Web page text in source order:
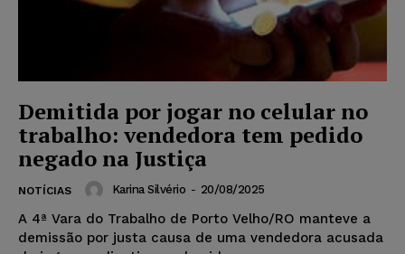
Demitida por jogar no celular no
trabalho: vendedora tem pedido
negado na Justiça
NOTÍCIAS Karina Silvério - 20/08/2025
A 4ª Vara do Trabalho de Porto Velho/RO manteve a
demissão por justa causa de uma vendedora acusada